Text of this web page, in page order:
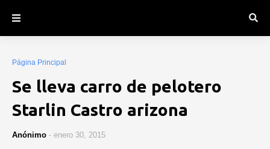
Página Principal
Se lleva carro de pelotero
Starlin Castro arizona
Anónimo - enero 30, 2015